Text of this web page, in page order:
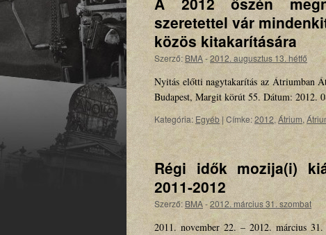
szeretettel vár
közös kitakarítására
Szerző: BMA-2012. augusztus 13. hétfő
Nyitás előtti nagytakarítás az Átriumban
Budapest, Margit körút 55. Dátum: 2012.
Kategória: Egyéb | Címke:2012, Átrium,
Régi idők mozija(i)
2011-2012
Szerző: BMA-2012. március 31. szombat
2011. november 22. – 2012. március